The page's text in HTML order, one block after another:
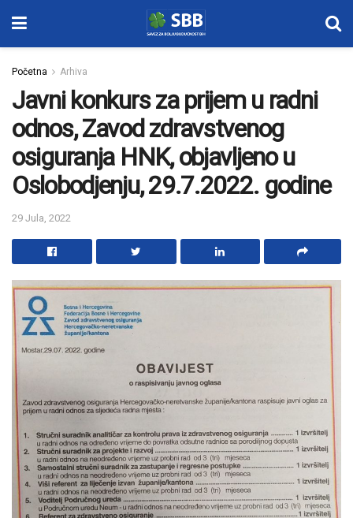
Početna Arhiva
Javni konkurs za prijem u radni
odnos, Zavod zdravstvenog
osiguranja HNK, objavljeno u
Oslobodjenju, 29.7.2022. godine
29 Jula, 2022